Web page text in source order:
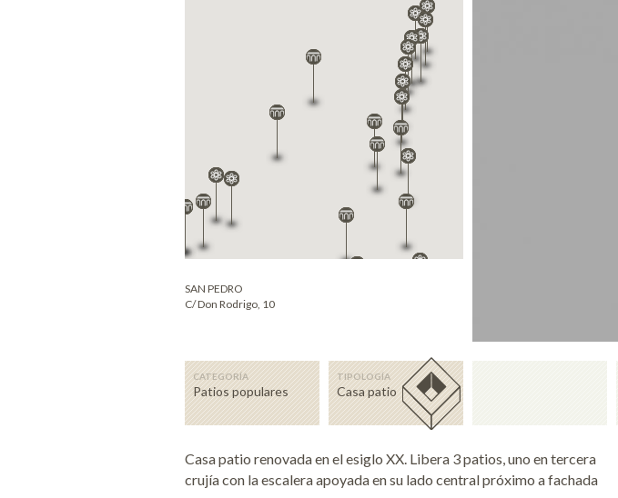
SAN PEDRO
C/ Don Rodrigo, 10
CATEGORÍA
Patios populares
TIPOLOGÍA
Casa patio
Casa patio renovada en el esiglo XX. Libera 3 patios, uno en tercera
crujía con la escalera apoyada en su lado central próximo a fachada